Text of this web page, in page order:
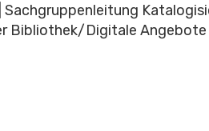
Sachgruppenleitung
Bibliothek/Digitale Angebote